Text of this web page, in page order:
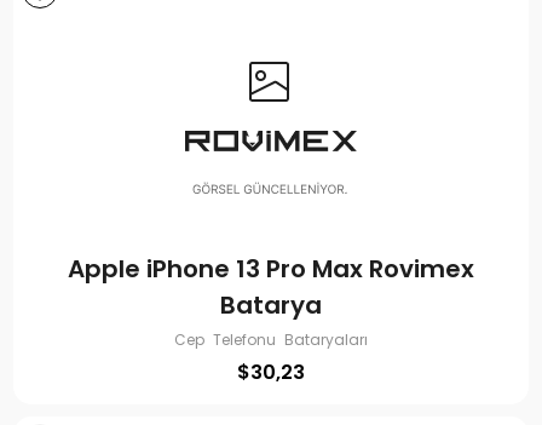
Apple iPhone 13 Pro Max Rovimex
Batarya
Cep Telefonu Bataryaları
$30,23